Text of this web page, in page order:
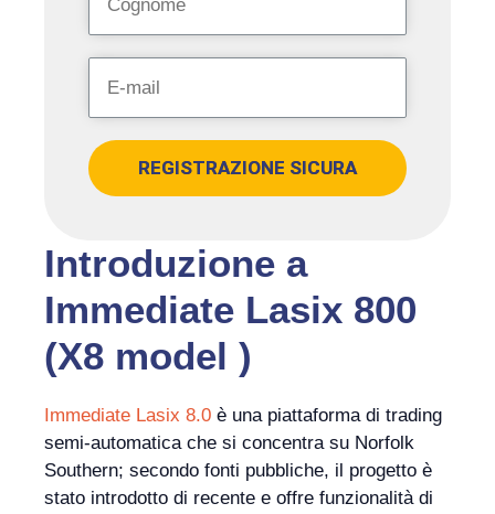
Introduzione a
Immediate Lasix 800
(X8 model )
Immediate Lasix 8.0 è una piattaforma di trading
semi-automatica che si concentra su Norfolk
Southern; secondo fonti pubbliche, il progetto è
stato introdotto di recente e offre funzionalità di
REGISTRAZIONE SICURA